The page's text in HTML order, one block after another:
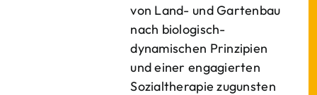
von Land- und Gartenbau
nach biologisch-
dynamischen Prinzipien
und einer engagierten
Sozialtherapie zugunsten